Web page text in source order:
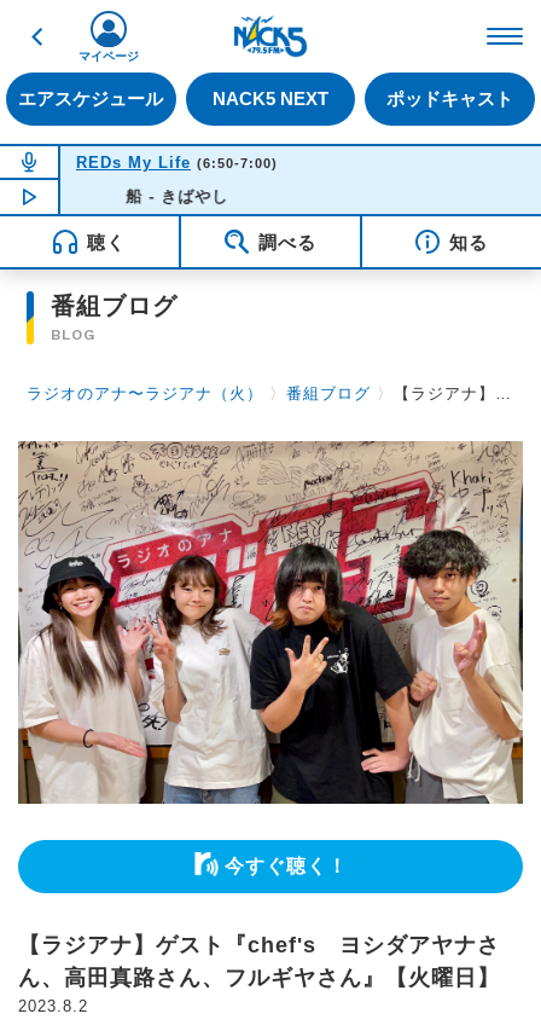
戻る
エアスケジュール NACK5 NEXT ポッドキャスト
マイページ
NOW ON AIR
REDs My Life (6:50-7:00)
NOW PLAYING06:33
船 - きばやし
聴く 調べる 知る
番組ブログ
BLOG
ラジオのアナ〜ラジアナ（火） 〉番組ブログ 〉 【ラジアナ】ゲスト『chef's ヨシダアヤナさん、高田真路さん、フルギヤさん』【火曜日】
今すぐ聴く！
【ラジアナ】ゲスト『chef's ヨシダアヤナさ
ん、高田真路さん、フルギヤさん』【火曜日】
2023.8.2